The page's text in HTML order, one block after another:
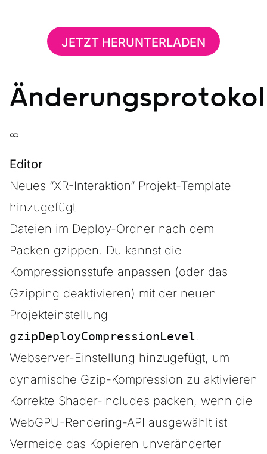
JETZT HERUNTERLADEN
Editor
Neues “XR-Interaktion” Projekt-Template
hinzugefügt
Dateien im Deploy-Ordner nach dem
Packen gzippen. Du kannst die
Kompressionsstufe anpassen (oder das
Gzipping deaktivieren) mit der neuen
Projekteinstellung
gzipDeployCompressionLevel.
Webserver-Einstellung hinzugefügt, um
dynamische Gzip-Kompression zu aktivieren
Korrekte Shader-Includes packen, wenn die
WebGPU-Rendering-API ausgewählt ist
Vermeide das Kopieren unveränderter